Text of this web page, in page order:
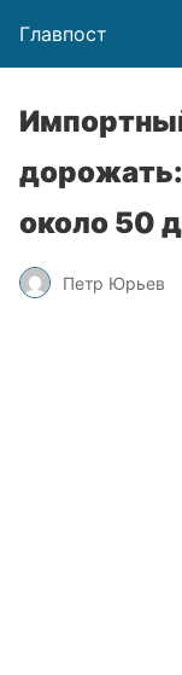
Главпост
около 50
Петр Юрьев